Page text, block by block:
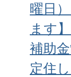
曜日
ます
補助
定住